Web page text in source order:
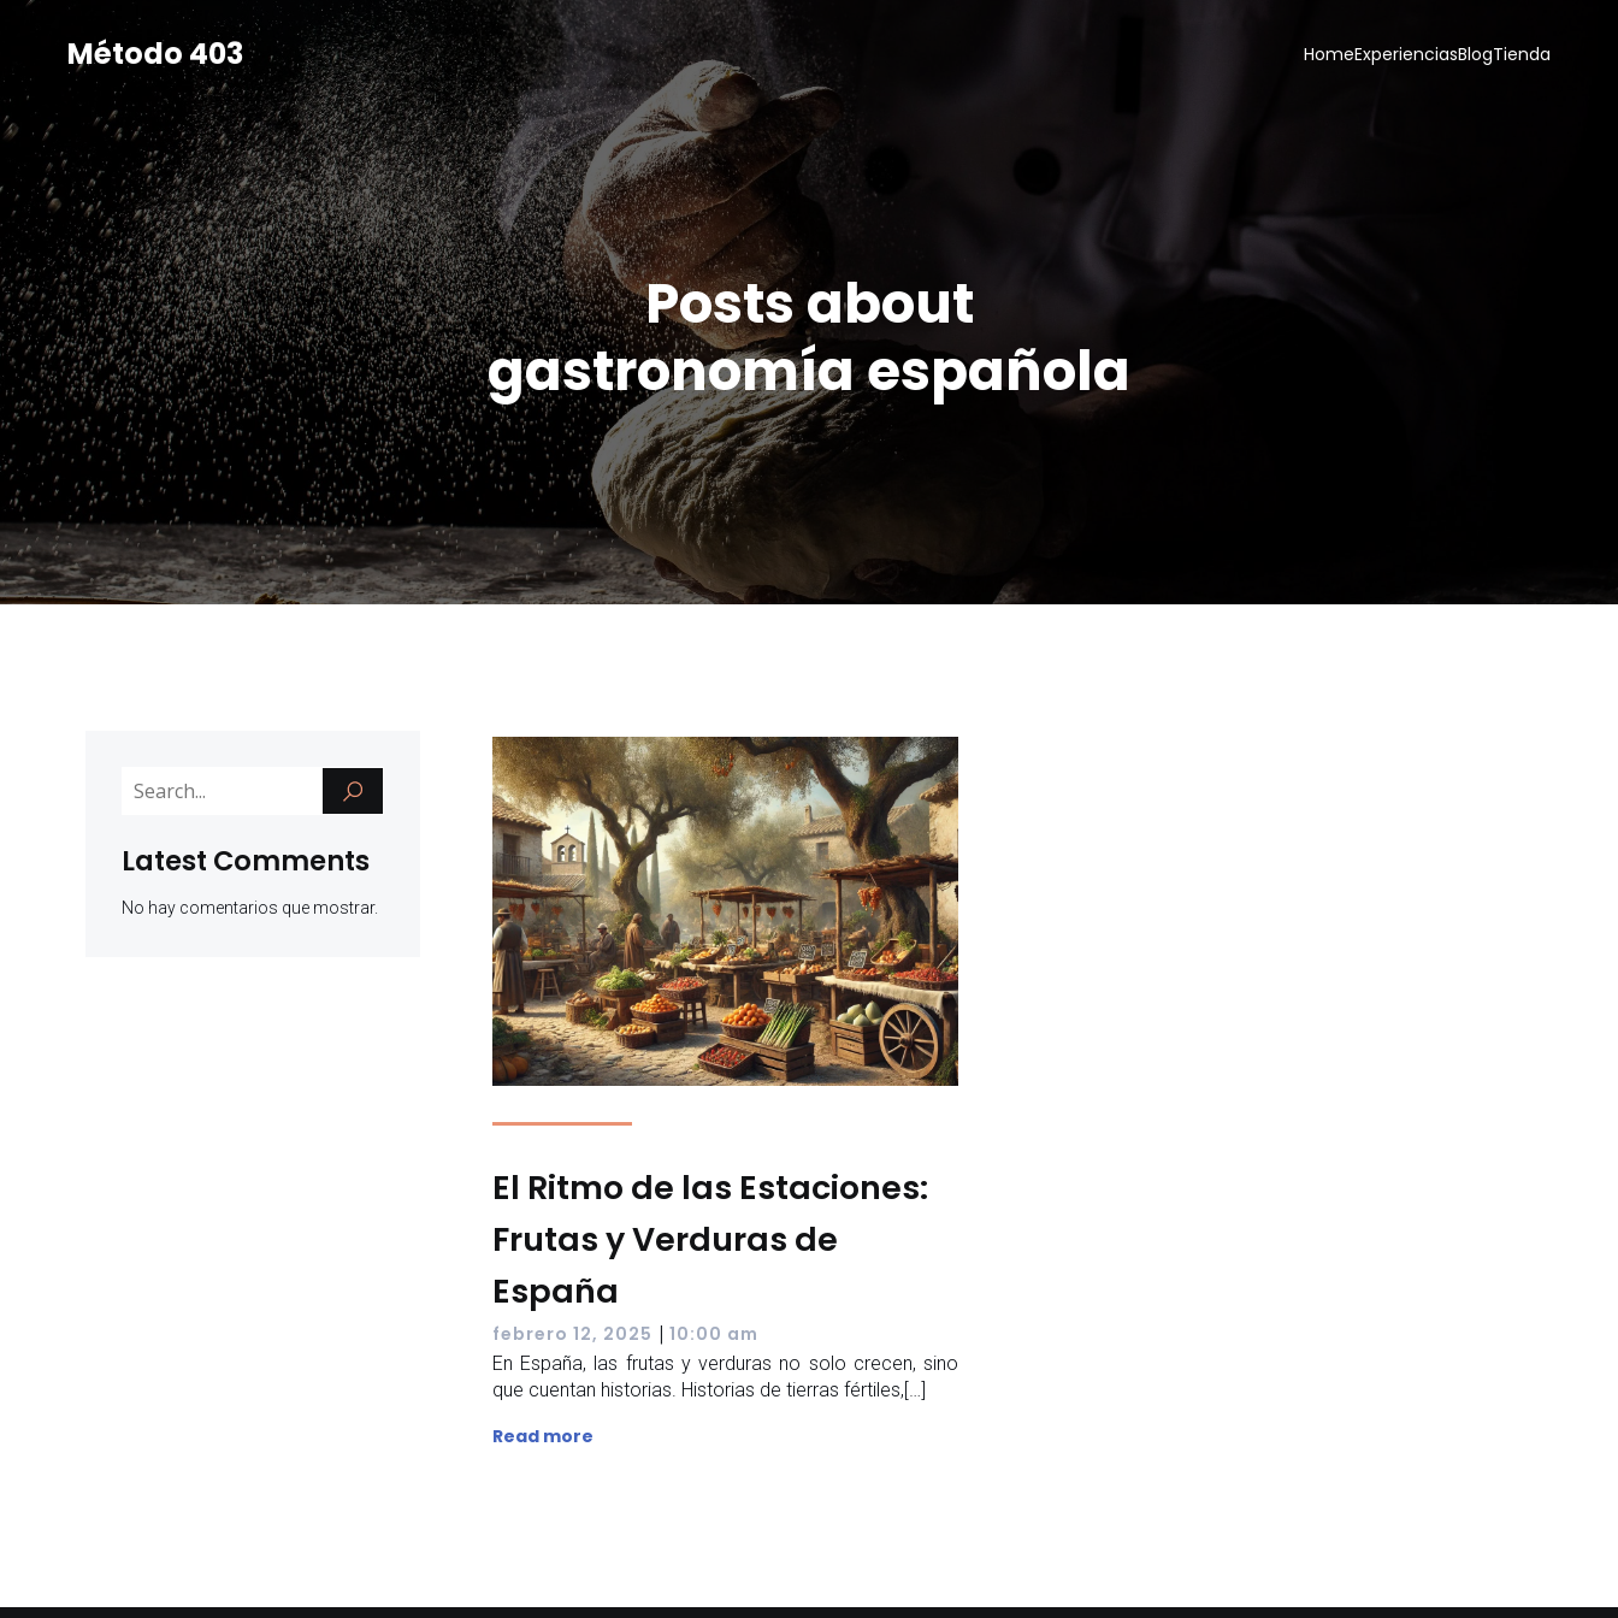
Método 403 HomeExperienciasBlogTienda
Posts about
gastronomía española
Latest Comments
No hay comentarios que mostrar.
El Ritmo de las Estaciones:
Frutas y Verduras de
España
febrero 12, 2025 | 10:00 am
En España, las frutas y verduras no solo crecen, sino
que cuentan historias. Historias de tierras fértiles,[…]
Read more